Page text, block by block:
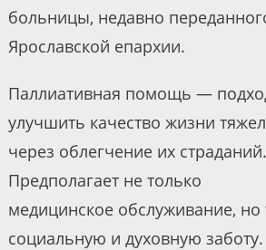
больницы, недавно
Ярославской епархии.
Паллиативная помощь —
улучшить качество жизни
через облегчение их страданий.
Предполагает не только
медицинское обслуживание, но
социальную и духовную заботу.